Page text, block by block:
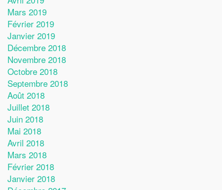
Mars 2019
Février 2019
Janvier 2019
Décembre 2018
Novembre 2018
Octobre 2018
Septembre 2018
Août 2018
Juillet 2018
Juin 2018
Mai 2018
Avril 2018
Mars 2018
Février 2018
Janvier 2018